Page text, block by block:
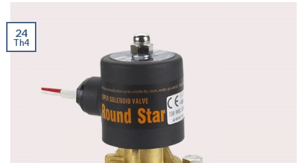
24
Th4